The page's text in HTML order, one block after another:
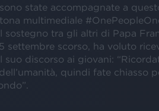
state accompagnate a
multimediale
sostegno tra gli altri di Papa
settembre scorso, ha voluto
suo discorso ai giovani:
quindi fate chiasso